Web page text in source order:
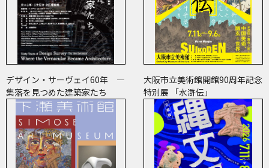
デザイン・サーヴェイ60年 ―
集落を見つめた建築家たち
大阪市立美術館開館90周年記念
特別展 「水滸伝」